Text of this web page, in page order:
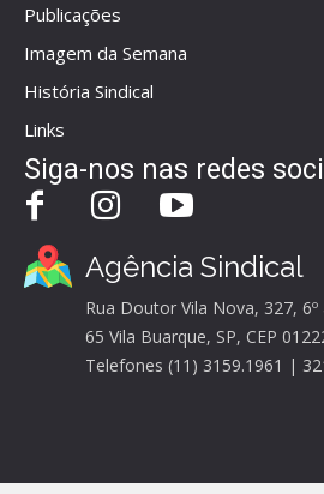
Publicações
Imagem da Semana
História Sindical
Links
Siga-nos nas redes
Agência Sindical
Rua Doutor Vila Nova, 327,
65 Vila Buarque, SP, CEP
Telefones (11) 3159.1961 |